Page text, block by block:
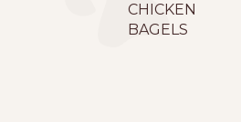
CHICKEN
BAGELS